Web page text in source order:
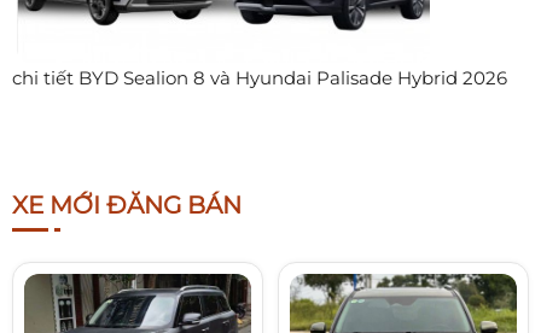
chi tiết BYD Sealion 8 và Hyundai Palisade Hybrid 2026
XE MỚI ĐĂNG BÁN